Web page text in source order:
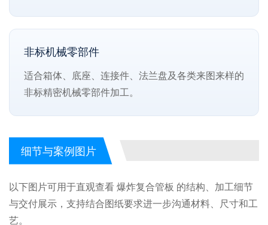
非标机械零部件
适合箱体、底座、连接件、法兰盘及各类来图来样的
非标精密机械零部件加工。
细节与案例图片
以下图片可用于直观查看 爆炸复合管板 的结构、加工细节
与交付展示，支持结合图纸要求进一步沟通材料、尺寸和工
艺。